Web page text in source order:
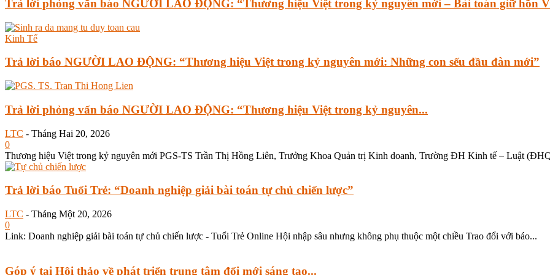
Trả lời phỏng vấn báo NGƯỜI LAO ĐỘNG: “Thương hiệu Việt trong kỷ nguyên mới – Bài toán giữ hồn
Kinh Tế
Trả lời báo NGƯỜI LAO ĐỘNG: “Thương hiệu Việt trong kỷ nguyên mới: Những con sếu đầu đàn mới”
Trả lời phỏng vấn báo NGƯỜI LAO ĐỘNG: “Thương hiệu Việt trong kỷ nguyên...
LTC - Tháng Hai 20, 2026
0
Thương hiệu Việt trong kỷ nguyên mới PGS-TS Trần Thị Hồng Liên, Trưởng Khoa Quản trị Kinh doanh, Trường ĐH Kinh tế – Luật
Trả lời báo Tuổi Trẻ: “Doanh nghiệp giải bài toán tự chủ chiến lược”
LTC - Tháng Một 20, 2026
0
Link: Doanh nghiệp giải bài toán tự chủ chiến lược - Tuổi Trẻ Online Hội nhập sâu nhưng không phụ thuộc một chiều Trao đổi với báo...
Góp ý tại Hội thảo về phát triển trung tâm đổi mới sáng tạo...